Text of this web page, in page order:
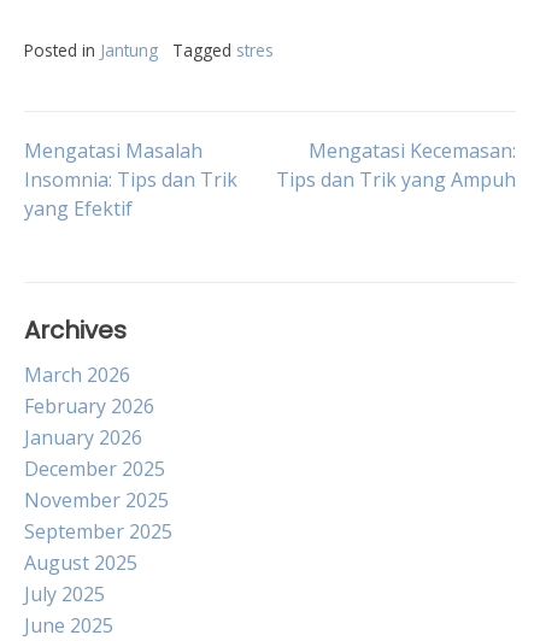
Posted in Jantung Tagged stres
Post
navigation
Mengatasi Masalah
Insomnia: Tips dan Trik
yang Efektif
Mengatasi Kecemasan:
Tips dan Trik yang Ampuh
Archives
March 2026
February 2026
January 2026
December 2025
November 2025
September 2025
August 2025
July 2025
June 2025